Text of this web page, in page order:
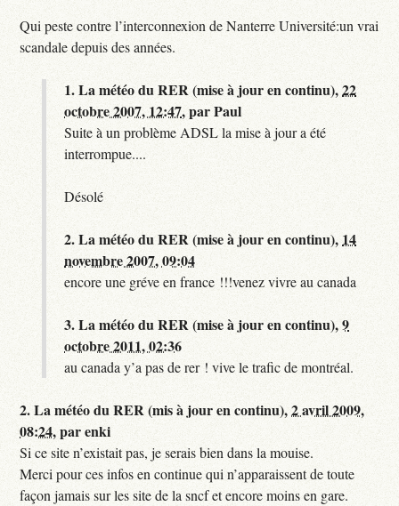
Qui peste contre l’interconnexion de Nanterre Université:un vrai
scandale depuis des années.
1.La météo du RER (mise à jour en continu),22
octobre 2007, 12:47,parPaul
Suite à un problème ADSL la mise à jour a été
interrompue....
Désolé
2.La météo du RER (mise à jour en continu), 14
novembre 2007, 09:04
encore une gréve en france !!!venez vivre au canada
3.La météo du RER (mise à jour en continu),9
octobre 2011, 02:36
au canada y’a pas de rer ! vive le trafic de montréal.
2.La météo du RER (mis à jour en continu),2 avril 2009,
08:24,parenki
Si ce site n’existait pas, je serais bien dans la mouise.
Merci pour ces infos en continue qui n’apparaissent de toute
façon jamais sur les site de la sncf et encore moins en gare.